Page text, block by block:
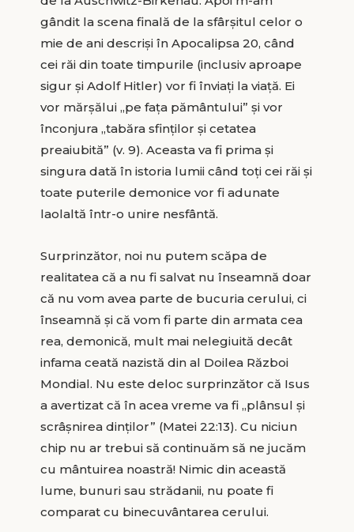
gândit la scena finală de la sfârşitul celor o
mie de ani descrişi în Apocalipsa 20, când
cei răi din toate timpurile (inclusiv aproape
sigur şi Adolf Hitler) vor fi înviaţi la viaţă. Ei
vor mărşălui „pe faţa pământului” şi vor
înconjura „tabăra sfinţilor şi cetatea
preaiubită” (v. 9). Aceasta va fi prima şi
singura dată în istoria lumii când toţi cei răi şi
toate puterile demonice vor fi adunate
laolaltă într-o unire nesfântă.
Surprinzător, noi nu putem scăpa de
realitatea că a nu fi salvat nu înseamnă doar
că nu vom avea parte de bucuria cerului, ci
înseamnă şi că vom fi parte din armata cea
rea, demonică, mult mai nelegiuită decât
infama ceată nazistă din al Doilea Război
Mondial. Nu este deloc surprinzător că Isus
a avertizat că în acea vreme va fi „plânsul şi
scrâşnirea dinţilor” (Matei 22:13). Cu niciun
chip nu ar trebui să continuăm să ne jucăm
cu mântuirea noastră! Nimic din această
lume, bunuri sau strădanii, nu poate fi
comparat cu binecuvântarea cerului.